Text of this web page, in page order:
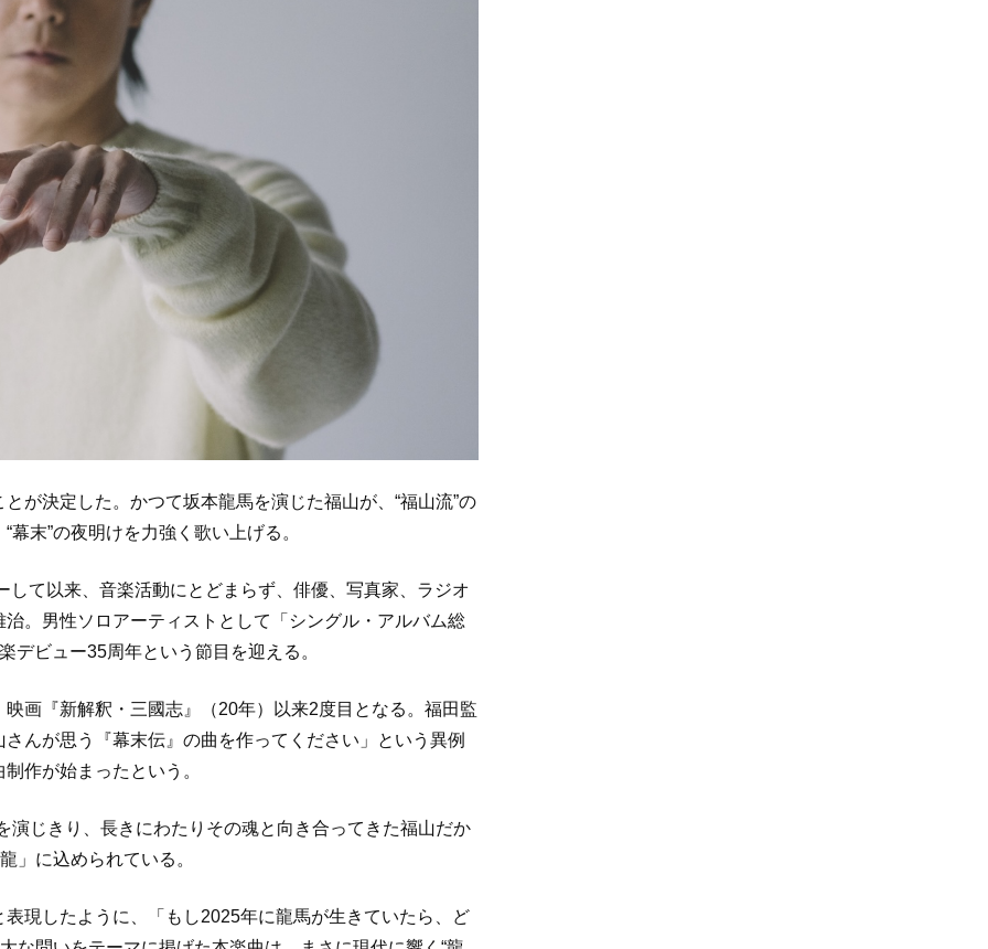
が決定した。かつて坂本龍馬を演じた福山が、“福山流”の
末”の夜明けを力強く歌い上げる。
て以来、音楽活動にとどまらず、俳優、写真家、ラジオ
。男性ソロアーティストとして「シングル・アルバム総
デビュー35周年という節目を迎える。
画『新解釈・三國志』（20年）以来2度目となる。福田監
んが思う『幕末伝』の曲を作ってください」という異例
作が始まったという。
じきり、長きにわたりその魂と向き合ってきた福山だか
」に込められている。
現したように、「もし2025年に龍馬が生きていたら、ど